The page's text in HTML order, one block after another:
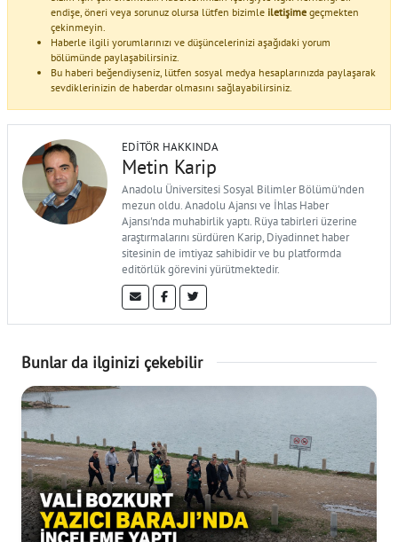
endişe, öneri veya sorunuz olursa lütfen bizimle iletişime geçmekten
çekinmeyin.
Haberle ilgili yorumlarınızı ve düşüncelerinizi aşağıdaki yorum
bölümünde paylaşabilirsiniz.
Bu haberi beğendiyseniz, lütfen sosyal medya hesaplarınızda paylaşarak
sevdiklerinizin de haberdar olmasını sağlayabilirsiniz.
EDITÖR HAKKINDA
Metin Karip
Anadolu Üniversitesi Sosyal Bilimler Bölümü'nden
mezun oldu. Anadolu Ajansı ve İhlas Haber
Ajansı'nda muhabirlik yaptı. Rüya tabirleri üzerine
araştırmalarını sürdüren Karip, Diyadinnet haber
sitesinin de imtiyaz sahibidir ve bu platformda
editörlük görevini yürütmektedir.
Bunlar da ilginizi çekebilir